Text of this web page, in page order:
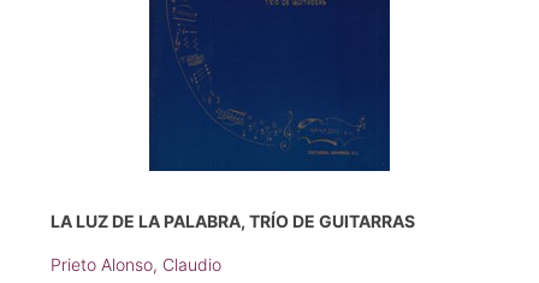
LA LUZ DE LA PALABRA, TRÍO DE GUITARRAS
Prieto Alonso, Claudio